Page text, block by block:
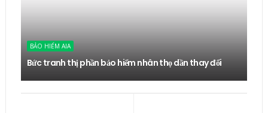
BẢO HIỂM AIA
Bức tranh thị phần bảo hiểm nhân thọ dần thay đổi